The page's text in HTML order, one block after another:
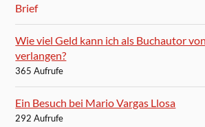
Wie viel Geld kann ich als Buchautor
verlangen?
365 Aufrufe
Ein Besuch bei Mario Vargas Llosa
292 Aufrufe